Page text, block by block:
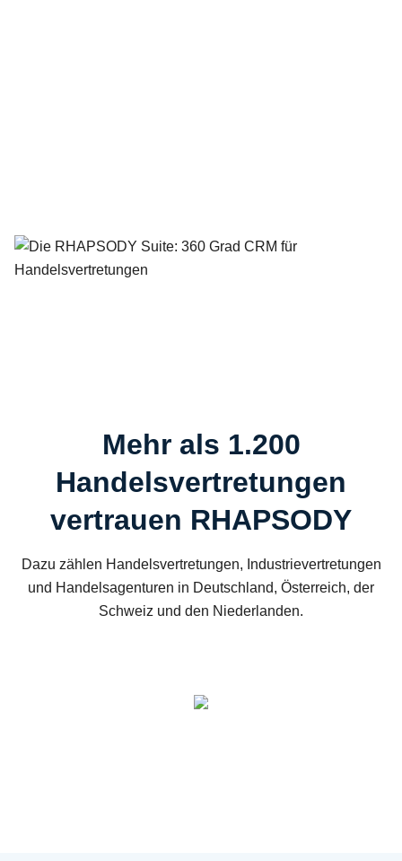
Mehr als 1.200
Handelsvertretungen
vertrauen RHAPSODY
Dazu zählen Handelsvertretungen, Industrievertretungen
und Handelsagenturen in Deutschland, Österreich, der
Schweiz und den Niederlanden.